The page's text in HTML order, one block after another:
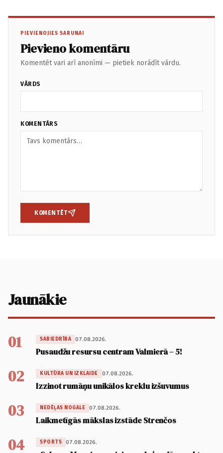
PIEVIENOJIES SARUNAI
Pievieno komentāru
Komentēt vari arī anonīmi — pietiek norādīt vārdu.
VĀRDS
KOMENTĀRS
KOMENTĒT
Jaunākie
01 SABIEDRĪBA 07.08.2026.
Pusaudžu resursu centram Valmierā – 5!
02 KULTŪRA UN IZKLAIDE 07.08.2026.
Izzinot rumāņu unikālos kreklu izšuvumus
03 NEDĒĻAS NOGALE 07.08.2026.
Laikmetīgās mākslas izstāde Strenčos
04 SPORTS 07.08.2026.